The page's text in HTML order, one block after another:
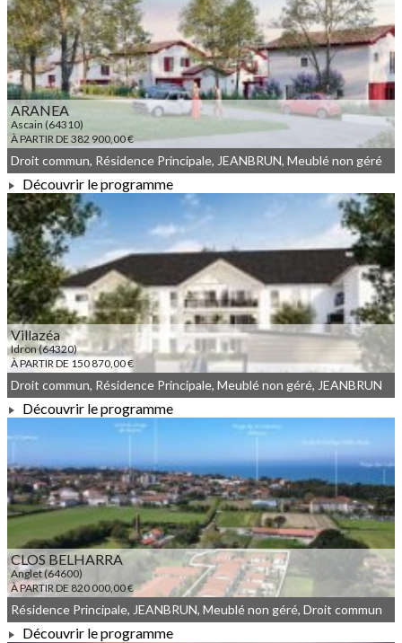
À PARTIR DE 810 000,00 €
ARANEA
Ascain (64310)
À PARTIR DE 382 900,00 €
À PARTIR DE 382 900,00 €
Droit commun, Résidence Principale, JEANBRUN, Meublé non géré
Découvrir le programme
Villazéa
Idron (64320)
À PARTIR DE 150 870,00 €
À PARTIR DE 150 870,00 €
Droit commun, Résidence Principale, Meublé non géré, JEANBRUN
Découvrir le programme
CLOS BELHARRA
Anglet (64600)
À PARTIR DE 820 000,00 €
Résidence Principale, JEANBRUN, Meublé non géré, Droit commun
Découvrir le programme